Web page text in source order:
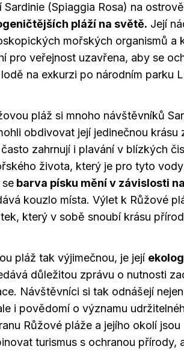
(Spiaggia Rosa) na
pláží na světě. Její
mořských organismů a
pro veřejnost uzavřena, aby se
na exkurzi po národním parku
pláž si mnoho návštěvníků
obdivovat její jedinečnou krásu
zahrnují i plavání v blízkých
života, který je pro tyto vody
barva písku mění v závislosti na
kouzlo místa. Výlet k Růžové
který v sobě snoubí krásu
pláž tak výjimečnou, je její
důležitou zprávu o nutnosti
Návštěvníci si tak odnášejí nejen
i povědomí o významu
Růžové pláže a jejího okolí jsou
turismus s ochranou přírody,